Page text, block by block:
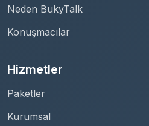
Neden BukyTalk
Konuşmacılar
Hizmetler
Paketler
Kurumsal